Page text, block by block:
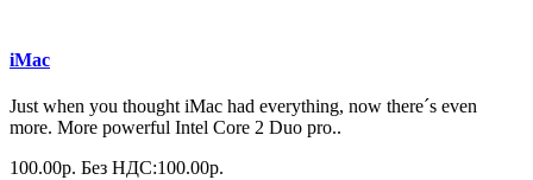
iMac
Just when you thought iMac had everything, now there´s even
more. More powerful Intel Core 2 Duo pro..
100.00р. Без НДС:100.00р.